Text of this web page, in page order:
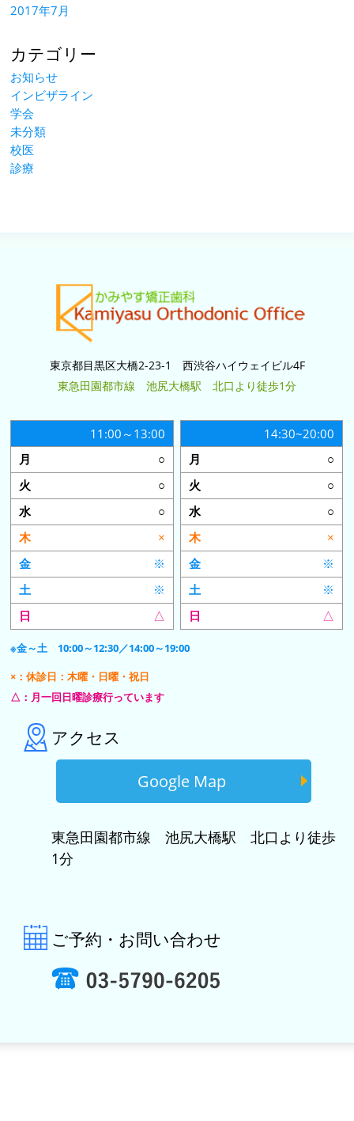
2017年7月
カテゴリー
お知らせ
インビザライン
学会
未分類
校医
診療
東京都目黒区大橋2-23-1 西渋谷ハイウェイビル4F
東急田園都市線 池尻大橋駅 北口より徒歩1分
11:00～13:00
○
○
○
×
※
※
△
14:30~20:00
○
○
○
×
※
※
△
※金～土 10:00～12:30／14:00～19:00
×：休診日：木曜・日曜・祝日
△：月一回日曜診療行っています
アクセス
Google Map
東急田園都市線 池尻大橋駅 北口より徒歩
1分
ご予約・お問い合わせ